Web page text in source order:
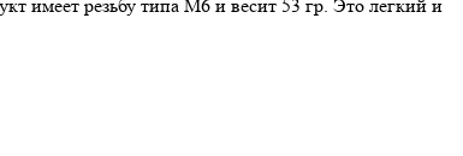
имеет резьбу типа М6 и весит 53 гр. Это легкий и